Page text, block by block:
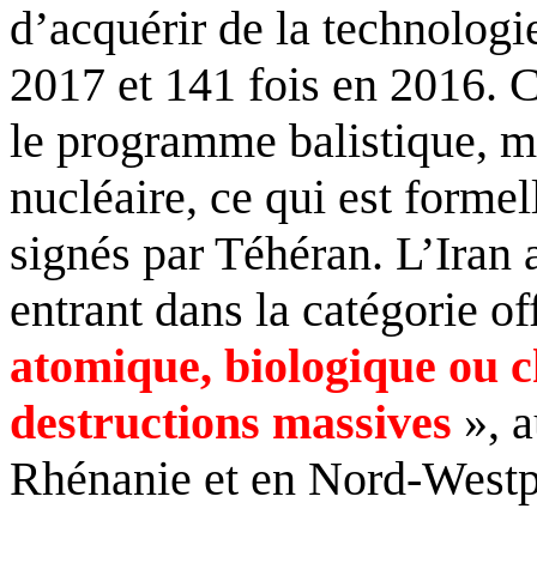
d’acquérir de la
2017 et 141 fois en 2016.
le programme balistique,
nucléaire, ce qui est
signés par Téhéran. L’Iran
entrant dans la catégorie
atomique, biologique ou
destructions massives »,
Rhénanie et en Nord-